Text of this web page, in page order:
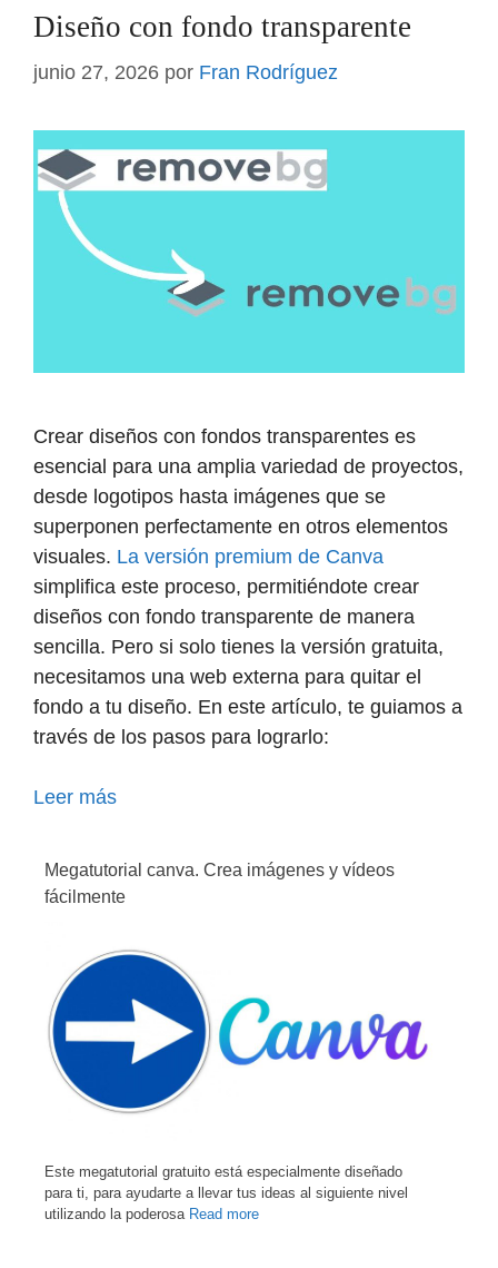
Diseño con fondo transparente
junio 27, 2026 por Fran Rodríguez
Crear diseños con fondos transparentes es
esencial para una amplia variedad de proyectos,
desde logotipos hasta imágenes que se
superponen perfectamente en otros elementos
visuales. La versión premium de Canva
simplifica este proceso, permitiéndote crear
diseños con fondo transparente de manera
sencilla. Pero si solo tienes la versión gratuita,
necesitamos una web externa para quitar el
fondo a tu diseño. En este artículo, te guiamos a
través de los pasos para lograrlo:
Leer más
Megatutorial canva. Crea imágenes y vídeos
fácilmente
Este megatutorial gratuito está especialmente diseñado
para ti, para ayudarte a llevar tus ideas al siguiente nivel
utilizando la poderosa Read more